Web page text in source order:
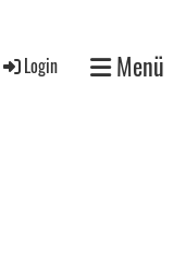
Login Menü